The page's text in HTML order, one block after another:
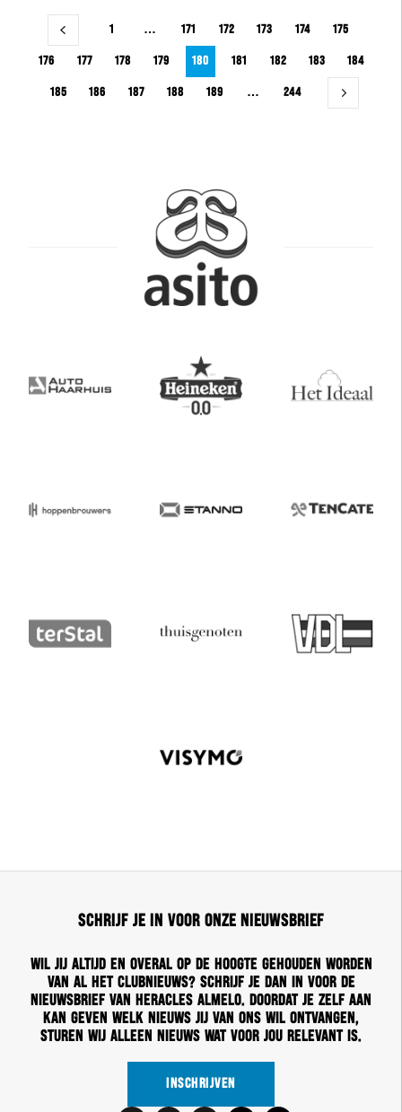
Berichtnavigatie
1 … 171 172 173 174 175
176 177 178 179 180 181 182 183 184
185 186 187 188 189 … 244
Schrijf je in voor onze nieuwsbrief
Wil jij altijd en overal op de hoogte gehouden worden
van al het clubnieuws? Schrijf je dan in voor de
nieuwsbrief van Heracles Almelo. Doordat je zelf aan
kan geven welk nieuws jij van ons wil ontvangen,
sturen wij alleen nieuws wat voor jou relevant is.
INSCHRIJVEN